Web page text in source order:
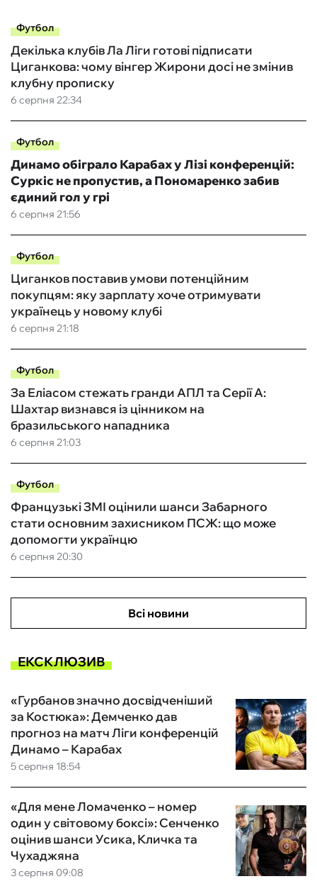
Футбол
6 серпня 22:34
Декілька клубів Ла Ліги готові підписати
Циганкова: чому вінгер Жирони досі не змінив
клубну прописку
Футбол
6 серпня 21:56
Динамо обіграло Карабах у Лізі конференцій:
Суркіс не пропустив, а Пономаренко забив
єдиний гол у грі
Футбол
6 серпня 21:18
Циганков поставив умови потенційним
покупцям: яку зарплату хоче отримувати
українець у новому клубі
Футбол
6 серпня 21:03
За Еліасом стежать гранди АПЛ та Серії А:
Шахтар визнався із цінником на
бразильського нападника
Футбол
6 серпня 20:30
Французькі ЗМІ оцінили шанси Забарного
стати основним захисником ПСЖ: що може
допомогти українцю
Всі новини
ЕКСКЛЮЗИВ
5 серпня 18:54
«Гурбанов значно досвідченіший
за Костюка»: Демченко дав
прогноз на матч Ліги конференцій
Динамо – Карабах
3 серпня 09:08
«Для мене Ломаченко – номер
один у світовому боксі»: Сенченко
оцінив шанси Усика, Кличка та
Чухаджяна